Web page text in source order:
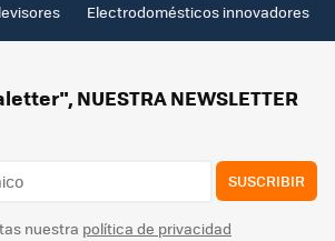
Electrodomésticos innovadores
NUESTRA NEWSLETTER
SUSCRIBIR
nuestra política de privacidad